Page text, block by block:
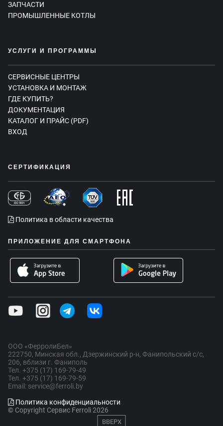
ЗАПЧАСТИ
ПРОМЫШЛЕННЫЕ КОТЛЫ
УСЛУГИ И ПРОГРАММЫ
СЕРВИСНЫЕ ЦЕНТРЫ
УСТАНОВКА И МОНТАЖ
ГДЕ КУПИТЬ?
ДОКУМЕНТАЦИЯ
КАТАЛОГ И ПРАЙС (PDF)
ВХОД
СЕРТИФИКАЦИЯ
Политика в области качества
ПРИЛОЖЕНИЕ ДЛЯ СМАРТФОНА
ООО «ФерролиБел»
222750, Минская обл., Дзержинский р-н, Фанипольский с/с,
206, вблизи г. Фаниполь
Тел. +375 (17) 169-79-49
Тел. +375 (17) 169-79-59
Email: service@ferroli.by
Политика конфиденциальности
© Copyright Сервис Ferroli 2026
ВВЕРХ